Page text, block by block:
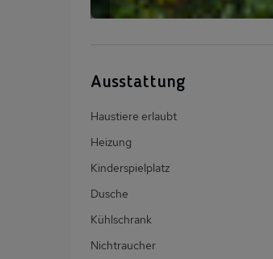
Ausstattung
Haustiere erlaubt
Heizung
Kinderspielplatz
Dusche
Kühlschrank
Nichtraucher